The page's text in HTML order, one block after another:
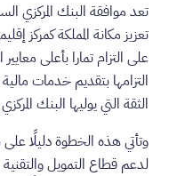
تعد موافقة البنك المركزي
تعزيز مكانة المملكة كمركز
على التزام تمارا بأعلى
التزامها بتقديم خدمات
الثقة التي يوليها البنك
وتأتي هذه الخطوة دليلًا
لدعم قطاع التمويل